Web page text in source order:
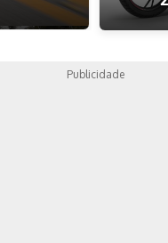
Publicidade